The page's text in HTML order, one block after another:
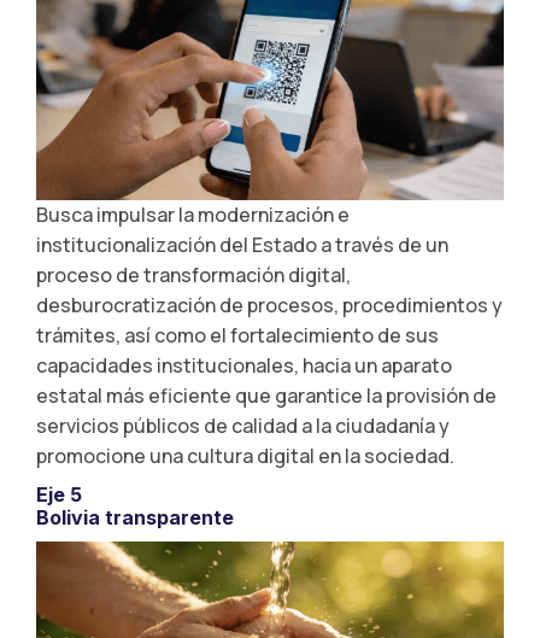
Busca impulsar la modernización e
institucionalización del Estado a través de un
proceso de transformación digital,
desburocratización de procesos, procedimientos y
trámites, así como el fortalecimiento de sus
capacidades institucionales, hacia un aparato
estatal más eficiente que garantice la provisión de
servicios públicos de calidad a la ciudadanía y
promocione una cultura digital en la sociedad.
Eje 5
Bolivia transparente